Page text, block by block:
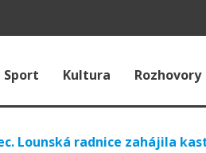
Sport Kultura Rozhovory
Lounská radnice zahájila